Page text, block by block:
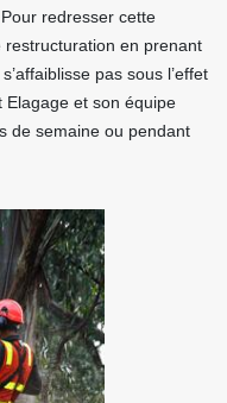
redresser cette
restructuration en prenant
pas sous l’effet
Elagage et son équipe
de semaine ou pendant